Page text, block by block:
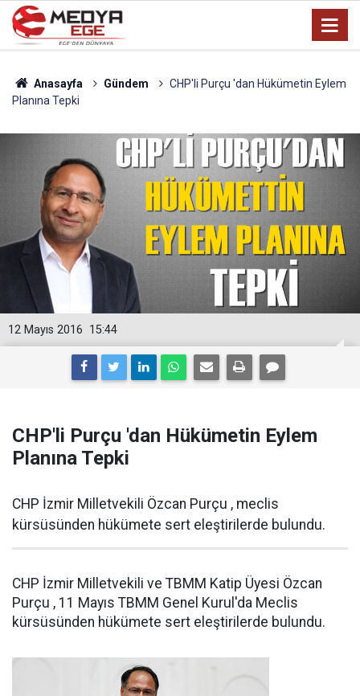
Anasayfa Gündem
CHP'li Purçu 'dan Hükümetin Eylem
Planına Tepki
15:44
12 Mayıs 2016
CHP'li Purçu 'dan Hükümetin Eylem
Planına Tepki
CHP İzmir Milletvekili Özcan Purçu , meclis
kürsüsünden hükümete sert eleştirilerde bulundu.
CHP İzmir Milletvekili ve TBMM Katip Üyesi Özcan
Purçu , 11 Mayıs TBMM Genel Kurul'da Meclis
kürsüsünden hükümete sert eleştirilerde bulundu.